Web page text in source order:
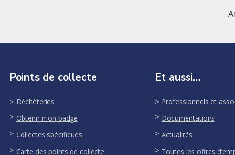
Points de collecte
Déchèteries
Obtenir mon badge
Collectes spécifiques
Carte des points de collecte
Et aussi…
Professionnels et
Documentations
Actualités
Toutes les offres